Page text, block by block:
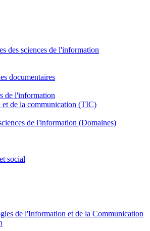
des sciences de l'information
documentaires
de l'information
de la communication (TIC)
de l'information (Domaines)
social
de l'Information et de la Communication